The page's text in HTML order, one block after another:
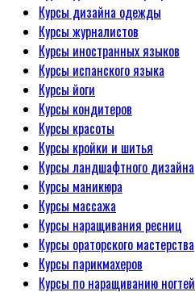
Курсы дизайна одежды
Курсы журналистов
Курсы иностранных языков
Курсы испанского языка
Курсы йоги
Курсы кондитеров
Курсы красоты
Курсы кройки и шитья
Курсы ландшафтного дизайна
Курсы маникюра
Курсы массажа
Курсы наращивания ресниц
Курсы ораторского мастерства
Курсы парикмахеров
Курсы по наращиванию ногтей